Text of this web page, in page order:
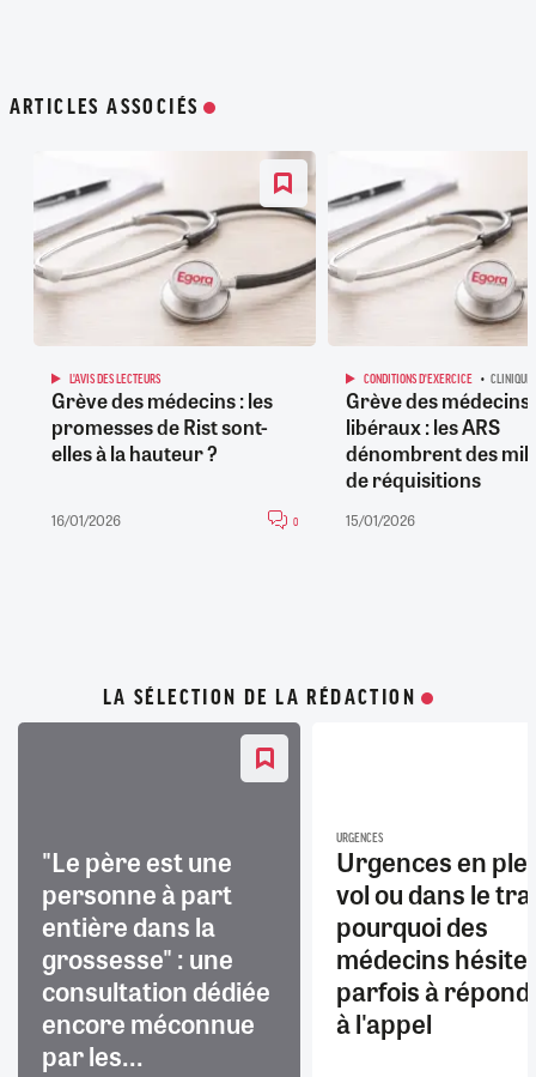
ARTICLES ASSOCIÉS
L'AVIS DES LECTEURS
Grève des médecins : les
promesses de Rist sont-
elles à la hauteur ?
16/01/2026 0
CONDITIONS D'EXERCICE CLINIQUES
Grève des médecins
libéraux : les ARS
dénombrent des
de réquisitions
15/01/2026
LA SÉLECTION DE LA RÉDACTION
"Le père est une
personne à part
entière dans la
grossesse" : une
consultation dédiée
encore méconnue
par les...
URGENCES
Urgences en
vol ou dans le
pourquoi des
médecins
parfois à
à l'appel